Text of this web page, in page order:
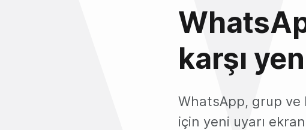
karşı
WhatsApp, grup ve
için yeni uyarı